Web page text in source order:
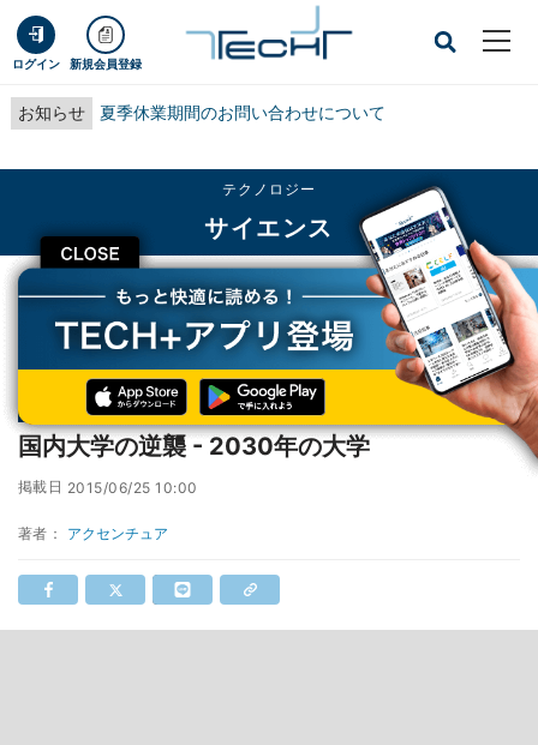
ログイン 新規会員登録
お知らせ 夏季休業期間のお問い合わせについて
CLOSE
テクノロジー
サイエンス
TECH+ テクノロジー サイエンス 国内大学の逆襲 - 2030年の大学
連載
2030年に向けた国内大学のパラダイムシフト
国内大学の逆襲 - 2030年の大学
掲載日 2015/06/25 10:00
著者： アクセンチュア